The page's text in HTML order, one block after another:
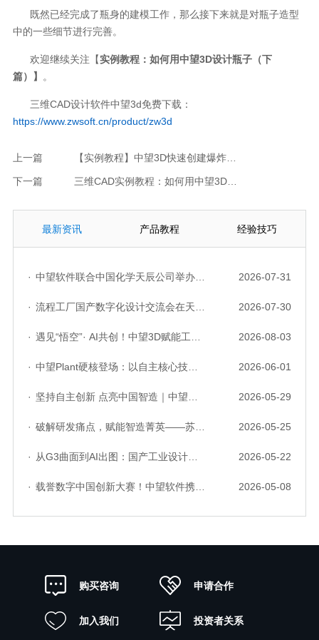
既然已经完成了瓶身的建模工作，那么接下来就是对瓶子造型
中的一些细节进行完善。
欢迎继续关注【实例教程：如何用中望3D设计瓶子（下
篇）】
。
三维CAD设计软件中望3d免费下载：
https://www.zwsoft.cn/product/zw3d
上一篇 【实例教程】中望3D快速创建爆炸视图，清晰展示产品装配思
下一篇 三维CAD实例教程：如何用中望3D设计瓶子（下篇）
最新资讯 产品教程 经验技巧
· 中望软件联合中国化学天辰公司举办“走进标杆企业”研讨会，共探流程工业数字化创新实践 2026-07-31
· 流程工厂国产数字化设计交流会在天津召开，中望自主CAD底座助力行业数字化转型实践获广泛关注 2026-07-30
· 遇见“悟空”· AI共创！中望3D赋能工业设计国产化与AI创新升级 2026-08-03
· 中望Plant硬核登场：以自主核心技术，破解流程工业数据一致性与协同困境 2026-06-01
· 坚持自主创新 点亮中国智造｜中望软件亮相第十届中国网络版权保护与发展大会 2026-05-29
· 破解研发痛点，赋能智造菁英——苏州研发菁英 CTO 成长营暨高级人才认证启动会圆满落幕 2026-05-25
· 从G3曲面到AI出图：国产工业设计软件的硬实力到底怎么样了？ 2026-05-22
· 载誉数字中国创新大赛！中望软件携手三家伙伴，斩获信创赛道多项大奖 2026-05-08
购买咨询 申请合作
加入我们 投资者关系